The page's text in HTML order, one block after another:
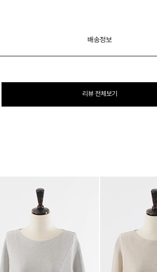
배송정보
리뷰 전체보기